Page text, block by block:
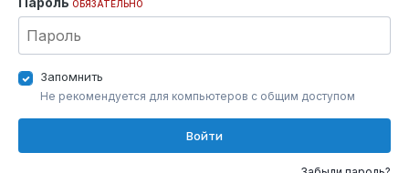
ОБЯЗАТЕЛЬНО
Запомнить
Не рекомендуется для компьютеров с общим доступом
Войти